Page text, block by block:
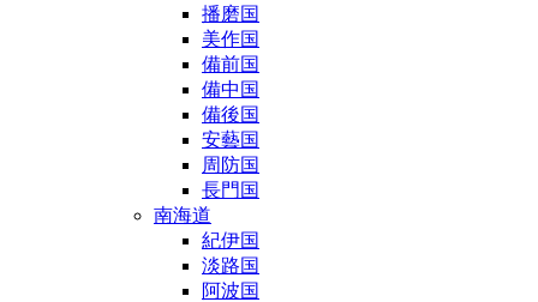
播磨国
美作国
備前国
備中国
備後国
安藝国
周防国
長門国
南海道
紀伊国
淡路国
阿波国